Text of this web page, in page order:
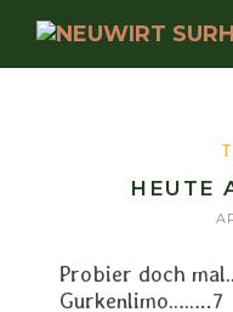
HEUTE
Probier doch
Gurkenlimo……..7